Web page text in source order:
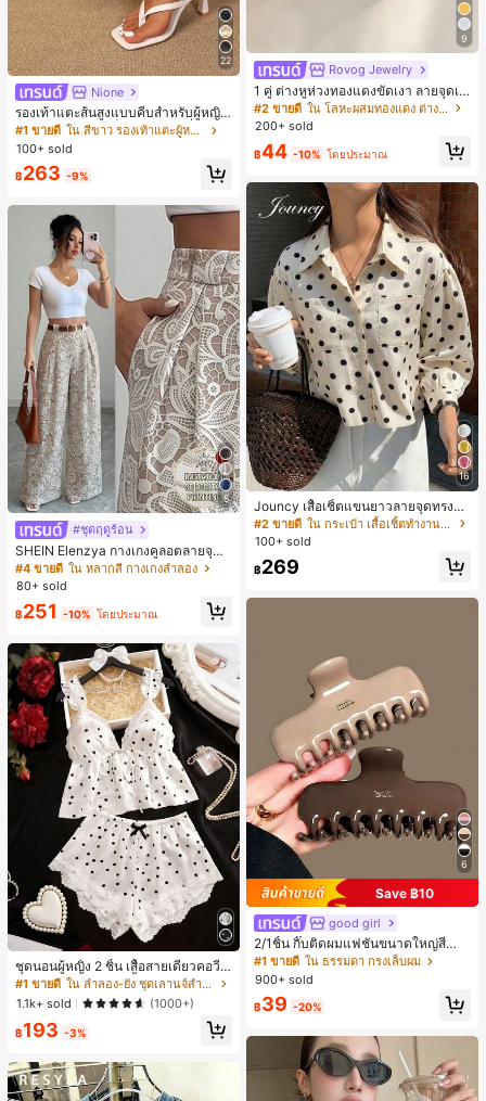
22
Nione
รองเท้าแตะส้นสูงแบบคีบสำหรับผู้หญิง
สไตล์คลาสสิก สีบล็อก สไตล์แฟรี่ฤดูร้อ
น ส้นเข็ม รองเท้าแตะแบบคีบ รองเท้าแ
ตะชายหาดแฟชั่นสายไขว้ รองเท้าผู้ห
ญิง สำหรับออฟฟิศ บ้าน กลางแจ้ง ดีไซ
น์หัวเหลี่ยม ชิคและหรูหรา สำหรับเดทไ
นท์
#1 ขายดี
ใน สีขาว รองเท้าแตะผู้หญิง
100+ sold
฿263 -9%
5
#ชุดฤดูร้อน
SHEIN Elenzya กางเกงคูลอตลายจุดเ
อวสูงแบบใหม่สำหรับฤดูใบไม้ผลิ/ฤดูร้อ
น, สไตล์หรูหราเหมาะสำหรับใส่ในชีวิต
ทจสำหรับฤดูรับปริญญา, เทศกาลดนตร
#4 ขายดี ใน หลากสี กางเกงลำลอง
80+ sold
฿251 -10% โดยประมาณ
ชุดนอนผู้หญิง 2 ชิ้น เสื้อสายเดี่ยวคอวีลู
กไม้ พร้อมกางเกงขาสั้นแต่งลูกไม้ แต่ง
โบว์ที่เอว ชุดลำลองผู้หญิงนุ่มสบายน่ารั
ก สไตล์เอสเธติก
#1 ขายดี
ใน ลำลอง-ยัง ชุดเลานจ์สำหรับผู้หญิง
1.1k+ sold
(1000+)
฿193 -3%
9
Rovog Jewelry
1 คู่ ต่างหูห่วงทองแดงขัดเงา ลายจุดเร
ขาคณิตสไตล์มินิมอล เหมาะสำหรับสว
มใส่ประจำวันแบบสบายๆ สำหรับผู้หญิง
#2 ขายดี
ใน โลหะผสมทองแดง ต่างหูผู้หญิง
200+ sold
฿44 -10% โดยประมาณ
16
Jouncy เสื้อเชิ้ตแขนยาวลายจุดทรงหล
วมสำหรับผู้หญิง
#2 ขายดี
ใน กระเป๋า เสื้อเชิ้ตทำงานมีกระเป๋า
100+ sold
฿269
6
Save ฿10
good girl
2/1ชิ้น กิ๊บติดผมแฟชั่นขนาดใหญ่สีน้ำ
ตาลชานมสำหรับผู้หญิง เหมาะสำหรับก
ารอาบน้ำ ล้างหน้า และจัดแต่งทรงผม
#1 ขายดี ใน ธรรมดา กรงเล็บผม
900+ sold
฿39 -20%